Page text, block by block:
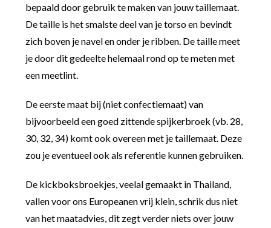
bepaald door gebruik te maken van jouw taillemaat.
De taille is het smalste deel van je torso en bevindt
zich boven je navel en onder je ribben. De taille meet
je door dit gedeelte helemaal rond op te meten met
een meetlint.
De eerste maat bij (niet confectiemaat) van
bijvoorbeeld een goed zittende spijkerbroek (vb. 28,
30, 32, 34) komt ook overeen met je taillemaat. Deze
zou je eventueel ook als referentie kunnen gebruiken.
De kickboksbroekjes, veelal gemaakt in Thailand,
vallen voor ons Europeanen vrij klein, schrik dus niet
van het maatadvies, dit zegt verder niets over jouw